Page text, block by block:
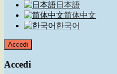
日本語
简体中文
한국어
Accedi
Accedi